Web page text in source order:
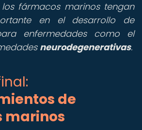
fármacos marinos tengan
en el desarrollo de
enfermedades como el
neurodegenerativas.
de
marinos